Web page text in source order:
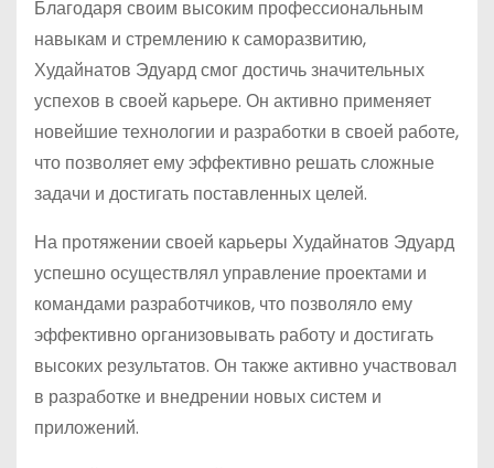
Благодаря своим высоким профессиональным
навыкам и стремлению к саморазвитию,
Худайнатов Эдуард смог достичь значительных
успехов в своей карьере. Он активно применяет
новейшие технологии и разработки в своей работе,
что позволяет ему эффективно решать сложные
задачи и достигать поставленных целей.
На протяжении своей карьеры Худайнатов Эдуард
успешно осуществлял управление проектами и
командами разработчиков, что позволяло ему
эффективно организовывать работу и достигать
высоких результатов. Он также активно участвовал
в разработке и внедрении новых систем и
приложений.